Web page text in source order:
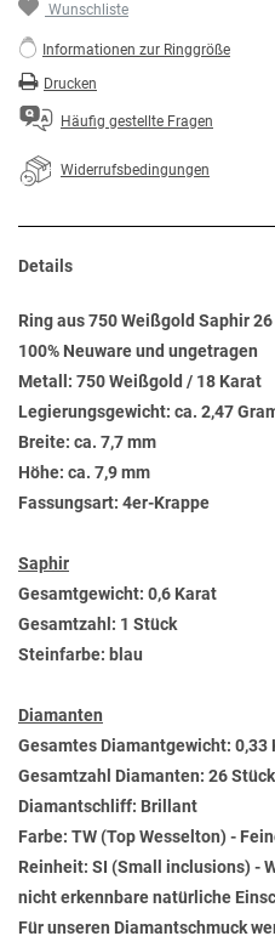
Wunschliste
Informationen zur Ringgröße
Drucken
Häufig gestellte Fragen
Widerrufsbedingungen
Details
Ring aus 750 Weißgold Saphir
100% Neuware und ungetragen
Metall: 750 Weißgold / 18 Karat
Legierungsgewicht: ca. 2,47
Breite: ca. 7,7 mm
Höhe: ca. 7,9 mm
Fassungsart: 4er-Krappe
Saphir
Gesamtgewicht: 0,6 Karat
Gesamtzahl: 1 Stück
Steinfarbe: blau
Diamanten
Gesamtes Diamantgewicht: 0,33
Gesamtzahl Diamanten: 26 Stück
Diamantschliff: Brillant
Farbe: TW (Top Wesselton) -
Reinheit: SI (Small inclusions) -
nicht erkennbare natürliche
Für unseren Diamantschmuck